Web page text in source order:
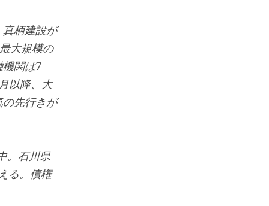
柄建設が
大規模の
関は7
以降、大
先行きが
。石川県
る。債権